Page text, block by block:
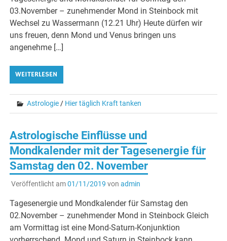
03.November – zunehmender Mond in Steinbock mit
Wechsel zu Wassermann (12.21 Uhr) Heute dürfen wir
uns freuen, denn Mond und Venus bringen uns
angenehme […]
WEITERLESEN
Astrologie/ Hier täglich Kraft tanken
Astrologische Einflüsse und
Mondkalender mit der Tagesenergie für
Samstag den 02. November
Veröffentlicht am01/11/2019 von admin
Tagesenergie und Mondkalender für Samstag den
02.November – zunehmender Mond in Steinbock Gleich
am Vormittag ist eine Mond-Saturn-Konjunktion